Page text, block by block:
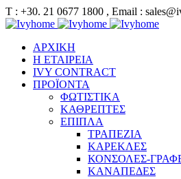
Τ : +30. 21 0677 1800 , Email :
ΑΡΧΙΚΗ
Η ΕΤΑΙΡΕΙΑ
IVY CONTRACT
ΠΡΟΪΟΝΤΑ
ΦΩΤΙΣΤΙΚΑ
ΚΑΘΡΕΠΤΕΣ
ΕΠΙΠΛΑ
ΤΡΑΠΕΖΙΑ
ΚΑΡΕΚΛΕΣ
ΚΟΝΣΟΛΕΣ-
ΚΑΝΑΠΕΔΕΣ